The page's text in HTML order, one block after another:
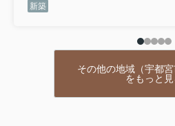
お客さんを呼びたくなる、そんな
はあなたの心を豊かにします。
新築
その他の地域（宇都
をもっと見